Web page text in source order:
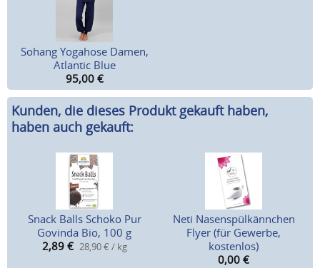
Sohang Yogahose Damen,
Atlantic Blue
95,00 €
Kunden, die dieses Produkt gekauft haben,
haben auch gekauft:
Snack Balls Schoko Pur
Govinda Bio, 100 g
2,89 € 28,90 € / kg
Neti Nasenspülkännchen
Flyer (für Gewerbe,
kostenlos)
0,00 €